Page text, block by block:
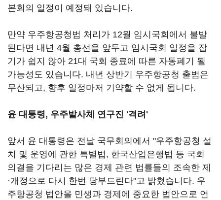
본회의 일정이 예정돼 있습니다.
만약 우주항공청법 처리가 12월 임시국회에서 불발
된다면 내년 4월 총선을 앞두고 임시국회 일정을 잡
기가 쉽지 않아 21대 국회 종료에 따른 자동폐기 될
가능성도 있습니다. 내년 상반기 우주항공청 출범은
무산되고, 향후 일정마저 기약할 수 없게 됩니다.
윤 대통령, 우주발사체 연구진 '격려'
앞서 윤 대통령은 전날 국무회의에서 "우주항공청 설
치 및 운영에 관한 특별법, 한국산업은행법 등 국회
의결을 기다리는 많은 경제 관련 법률들의 조속한 제
·개정으로 다시 한번 당부드린다"고 밝혔습니다. 우
주항공청 법안을 민생과 경제에 중요한 법안으로 언